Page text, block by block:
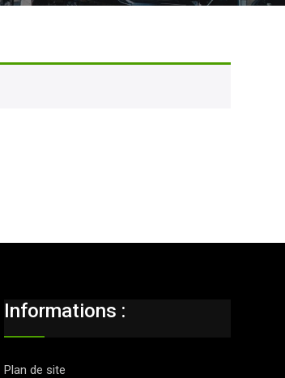
Informations :
Plan de site